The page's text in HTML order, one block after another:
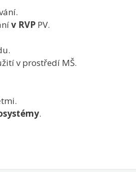
v RVP PV.
v prostředí MŠ.
.